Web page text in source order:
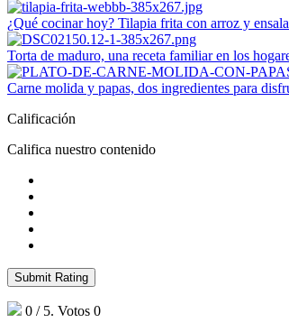
¿Qué cocinar hoy? Tilapia frita con arroz y
Torta de maduro, una receta familiar en los
Carne molida y papas, dos ingredientes para
Calificación
Califica nuestro contenido
Submit Rating
0 / 5. Votos 0